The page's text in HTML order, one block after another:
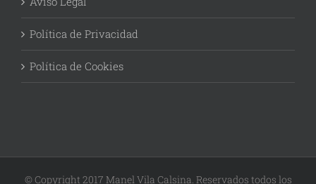
Política de Privacidad
Política de Cookies
© Copyright 2017 Manel Vila Calsina. Reservados todos los